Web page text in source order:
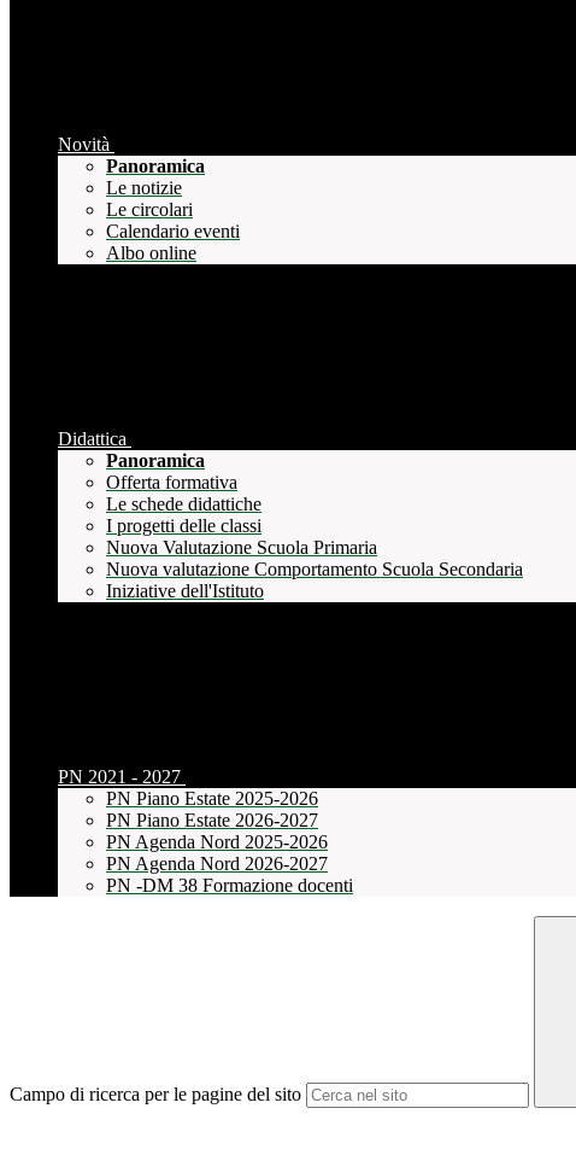
Novità
Panoramica
Le notizie
Le circolari
Calendario eventi
Albo online
Didattica
Panoramica
Offerta formativa
Le schede didattiche
I progetti delle classi
Nuova Valutazione Scuola Primaria
Nuova valutazione Comportamento Scuola Secondaria
Iniziative dell'Istituto
PN 2021 - 2027
PN Piano Estate 2025-2026
PN Piano Estate 2026-2027
PN Agenda Nord 2025-2026
PN Agenda Nord 2026-2027
PN -DM 38 Formazione docenti
Campo di ricerca per le pagine del sito